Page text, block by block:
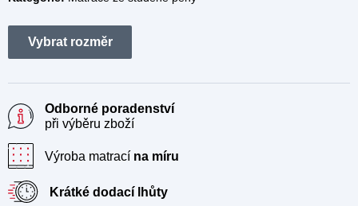
Odborné poradenství
při výběru zboží
Výroba matrací na míru
Krátké dodací lhůty